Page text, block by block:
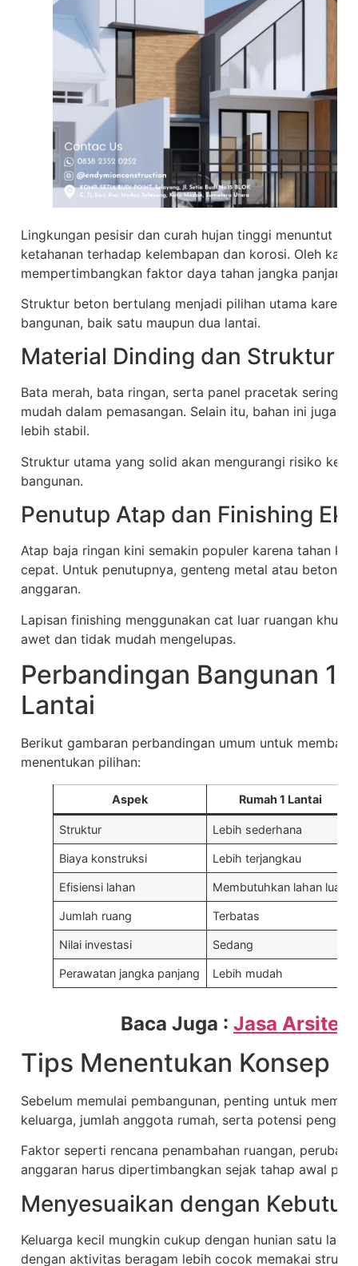
Lingkungan pesisir dan curah hujan tinggi menuntut
ketahanan terhadap kelembapan dan korosi. Oleh
mempertimbangkan faktor daya tahan jangka panjang.
Struktur beton bertulang menjadi pilihan utama
bangunan, baik satu maupun dua lantai.
Material Dinding dan Struktur
Bata merah, bata ringan, serta panel pracetak sering
mudah dalam pemasangan. Selain itu, bahan ini juga
lebih stabil.
Struktur utama yang solid akan mengurangi risiko
bangunan.
Penutup Atap dan Finishing
Atap baja ringan kini semakin populer karena tahan
cepat. Untuk penutupnya, genteng metal atau beton
anggaran.
Lapisan finishing menggunakan cat luar ruangan
awet dan tidak mudah mengelupas.
Perbandingan Bangunan 1
Lantai
Berikut gambaran perbandingan umum untuk
menentukan pilihan:
Aspek Rumah 1 Lantai
Struktur Lebih sederhana
Biaya konstruksi Lebih terjangkau
Efisiensi lahan Membutuhkan lahan luas
Jumlah ruang Terbatas
Nilai investasi Sedang
Perawatan jangka panjang Lebih mudah
Baca Juga : Jasa Arsitek
Tips Menentukan Konsep
Sebelum memulai pembangunan, penting untuk
keluarga, jumlah anggota rumah, serta potensi
Faktor seperti rencana penambahan ruangan,
anggaran harus dipertimbangkan sejak tahap awal
Menyesuaikan dengan
Keluarga kecil mungkin cukup dengan hunian satu
dengan aktivitas beragam lebih cocok memakai